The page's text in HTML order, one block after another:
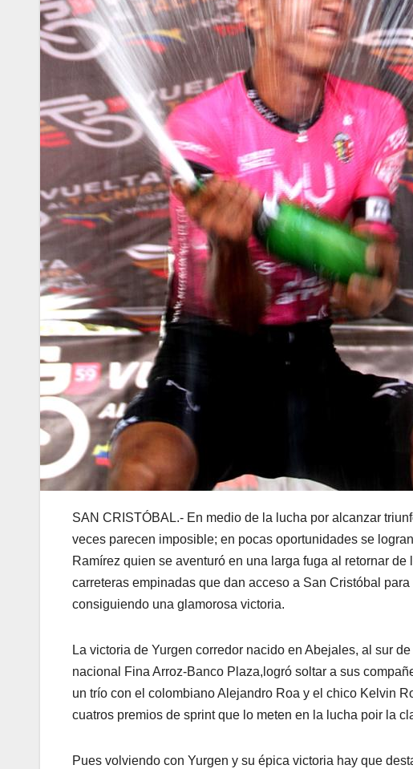
SAN CRISTÓBAL.- En medio de la lucha por alcanzar
veces parecen imposible; en pocas oportunidades se
Ramírez quien se aventuró en una larga fuga al retornar
carreteras empinadas que dan acceso a San Cristóbal
consiguiendo una glamorosa victoria.
La victoria de Yurgen corredor nacido en Abejales, al sur
nacional Fina Arroz-Banco Plaza,logró soltar a sus
un trío con el colombiano Alejandro Roa y el chico Kelvin
cuatros premios de sprint que lo meten en la lucha poir la
Pues volviendo con Yurgen y su épica victoria hay que